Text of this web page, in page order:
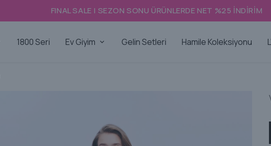
FINAL SALE | SEZON SONU ÜRÜNLERDE NET %25 İNDİRİM
1800 Seri Ev Giyim Gelin Setleri Hamile Koleksiyonu